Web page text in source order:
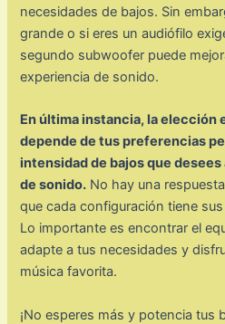
necesidades de bajos. Sin
grande o si eres un audiófilo
segundo subwoofer puede
experiencia de sonido.
En última instancia, la elección
depende de tus preferencias
intensidad de bajos que
de sonido. No hay una
que cada configuración tiene
Lo importante es encontrar el
adapte a tus necesidades y
música favorita.
¡No esperes más y potencia tus